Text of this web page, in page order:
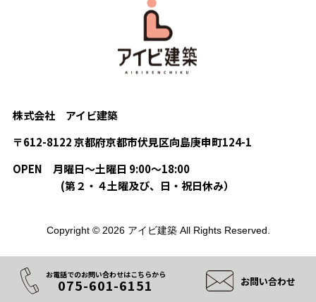
お電話でのお問い合わせはこちらから
075-601-6151 お問い合わせ
株式会社 アイビ建築
〒612-8122 京都府京都市伏見区向島庚申町124-1
OPEN 月曜日〜土曜日 9:00〜18:00
(第２・４土曜及び、日・祝日休み）
Copyright © 2026 アイビ建築 All Rights Reserved.